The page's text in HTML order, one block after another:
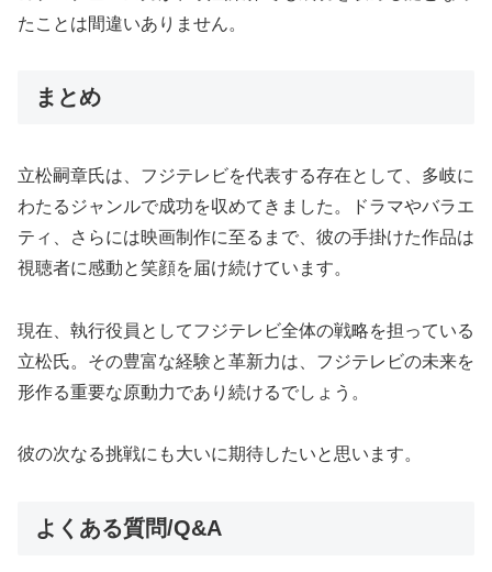
たことは間違いありません。
まとめ
立松嗣章氏は、フジテレビを代表する存在として、多岐に
わたるジャンルで成功を収めてきました。ドラマやバラエ
ティ、さらには映画制作に至るまで、彼の手掛けた作品は
視聴者に感動と笑顔を届け続けています。
現在、執行役員としてフジテレビ全体の戦略を担っている
立松氏。その豊富な経験と革新力は、フジテレビの未来を
形作る重要な原動力であり続けるでしょう。
彼の次なる挑戦にも大いに期待したいと思います。
よくある質問/Q&A